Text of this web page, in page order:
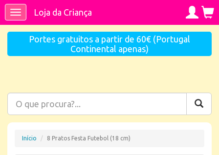
ToggleLoja da Criança
Portes gratuitos a partir de 60€ (Portugal
Continental apenas)
Início 8 Pratos Festa Futebol (18 cm)